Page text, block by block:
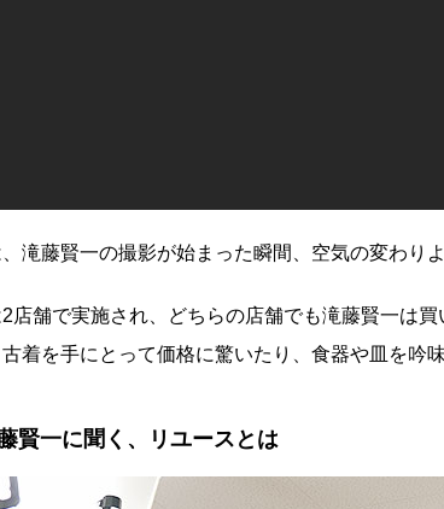
滝藤賢一の撮影が始まった瞬間、空気の変わり
店舗で実施され、どちらの店舗でも滝藤賢一は
着を手にとって価格に驚いたり、食器や皿を吟
賢一に聞く、リユースとは